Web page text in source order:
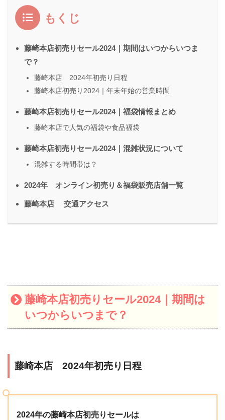
もくじ
藤崎本店初売りセール2024｜期間はいつからいつま
で？
藤崎本店 2024年初売り日程
藤崎本店初売り2024｜年末年始の営業時間
藤崎本店初売りセール2024｜福袋情報まとめ
藤崎本店で人気の福袋や食品福袋
藤崎本店初売りセール2024｜混雑状況について
混雑する時間帯は？
2024年 オンライン初売り＆福袋販売店舗一覧
藤崎本店 交通アクセス
藤崎本店初売りセール2024｜期間は
いつからいつまで？
藤崎本店 2024年初売り日程
2024年の藤崎本店初売りセールは